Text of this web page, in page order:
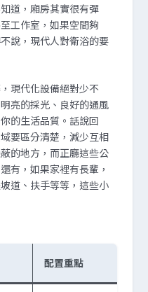
道，廂房其實很有彈
工作室，如果空間夠
說，現代人對衛浴的要
現代化設備絕對少不
亮的採光、良好的通風
的生活品質。話說回
要區分清楚，減少互相
的地方，而正廳這些公
有，如果家裡有長輩，
道、扶手等等，這些小
配置重點